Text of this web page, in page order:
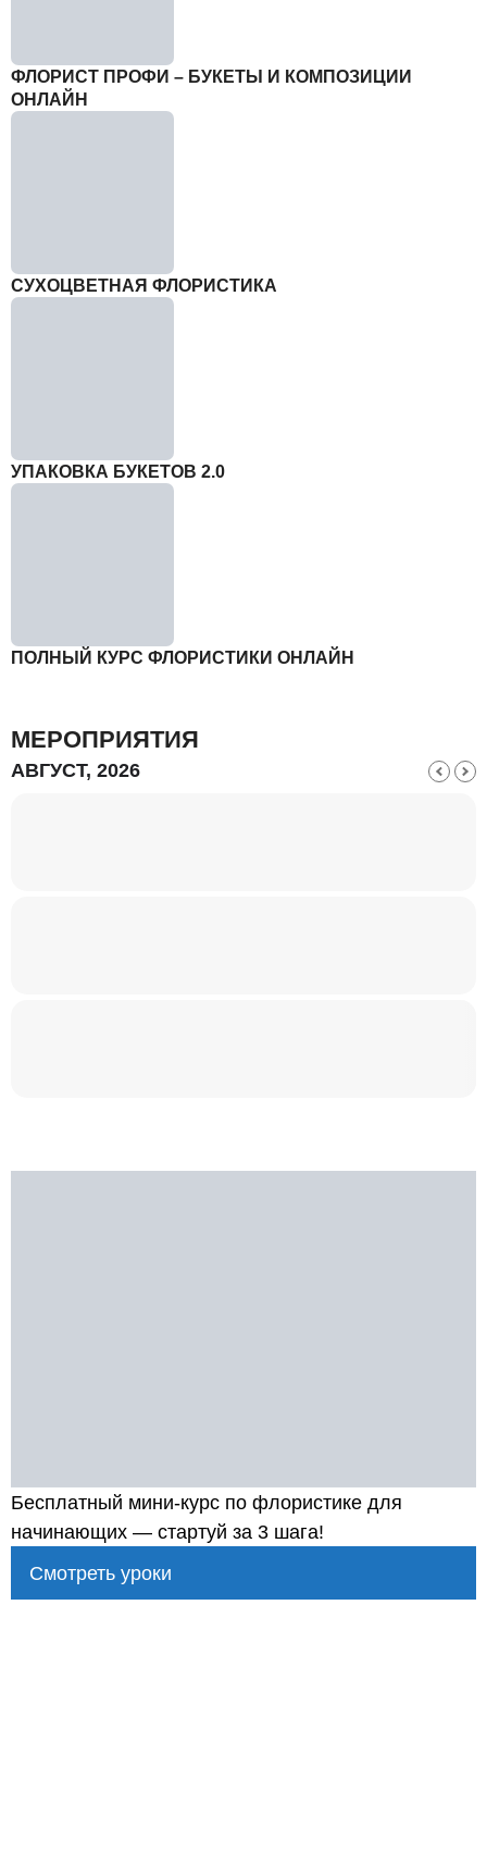
ФЛОРИСТ ПРОФИ – БУКЕТЫ И КОМПОЗИЦИИ
ОНЛАЙН
СУХОЦВЕТНАЯ ФЛОРИСТИКА
УПАКОВКА БУКЕТОВ 2.0
ПОЛНЫЙ КУРС ФЛОРИСТИКИ ОНЛАЙН
МЕРОПРИЯТИЯ
АВГУСТ, 2026
Бесплатный мини-курс по флористике для
начинающих — стартуй за 3 шага!
Смотреть уроки